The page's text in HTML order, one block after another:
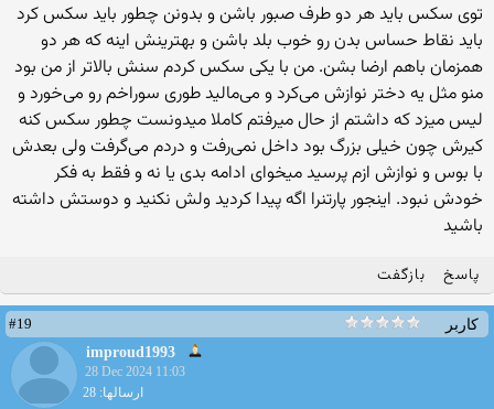
توی سکس باید هر دو طرف صبور باشن و بدونن چطور باید سکس کرد
باید نقاط حساس بدن رو خوب بلد باشن و بهترینش اینه که هر دو
همزمان باهم ارضا بشن. من با یکی سکس کردم سنش بالاتر از من بود
منو مثل یه دختر نوازش می‌کرد و می‌مالید طوری سوراخم رو می‌خورد و
لیس میزد که داشتم از حال میرفتم کاملا میدونست چطور سکس کنه
کیرش چون خیلی بزرگ بود داخل نمی‌رفت و دردم می‌گرفت ولی بعدش
با بوس و نوازش ازم پرسید میخوای ادامه بدی یا نه و فقط به فکر
خودش نبود. اینجور پارتنرا اگه پیدا کردید ولش نکنید و دوستش داشته
باشید
پاسخ بازگفت
کاربر
#19
improud1993
28 Dec 2024 11:03
ارسالها: 28